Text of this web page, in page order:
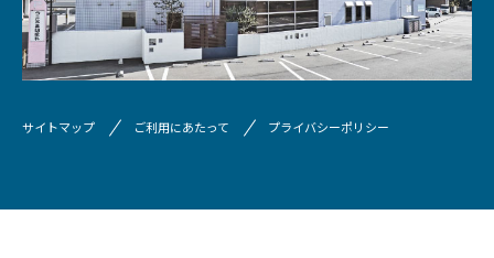
サイトマップ ご利用にあたって プライバシーポリシー